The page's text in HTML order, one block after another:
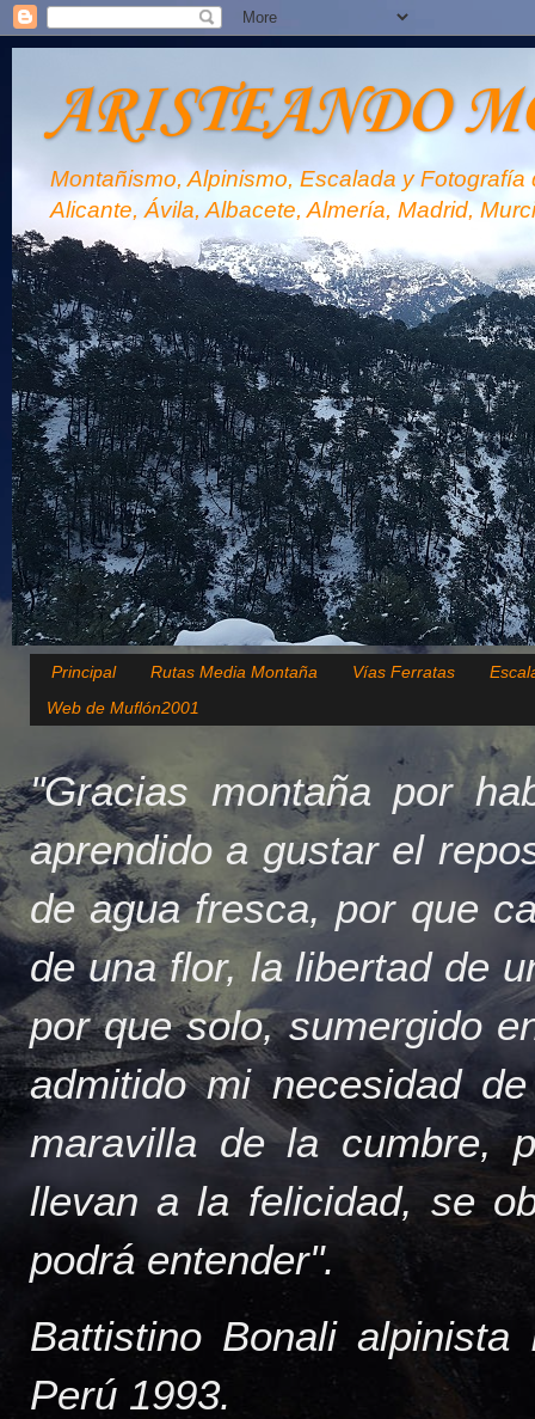
ARISTEANDO
Montañismo, Alpinismo, Escalada y
Alicante, Ávila, Albacete, Almería, Madrid,
Principal Rutas Media Montaña Vías Ferratas
Web de Muflón2001
"Gracias montaña por
aprendido a gustar el
de agua fresca, por que
de una flor, la libertad de
por que solo, sumergido
admitido mi necesidad
maravilla de la cumbre,
llevan a la felicidad, se
podrá entender".
Battistino Bonali
Perú 1993.